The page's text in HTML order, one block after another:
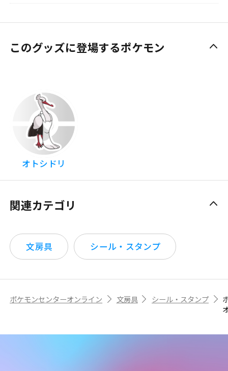
このグッズに登場するポケモン
オトシドリ
関連カテゴリ
文房具 シール・スタンプ
ポケモンセンターオンライン 文房具 シール・スタンプ